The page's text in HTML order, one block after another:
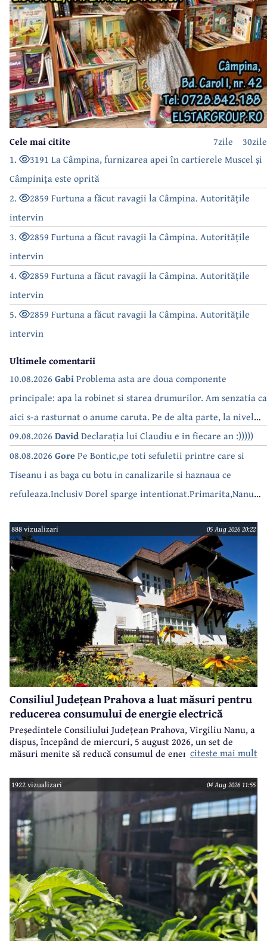
30zile
7zile
Cele mai citite
1.
3191 La Câmpina, furnizarea apei în cartierele Muscel și
Câmpinița este oprită
2.
2859 Furtuna a făcut ravagii la Câmpina. Autoritățile
intervin
3.
2859 Furtuna a făcut ravagii la Câmpina. Autoritățile
intervin
4.
2859 Furtuna a făcut ravagii la Câmpina. Autoritățile
intervin
5.
2859 Furtuna a făcut ravagii la Câmpina. Autoritățile
intervin
Ultimele comentarii
10.08.2026 GabiProblema asta are doua componente
principale: apa la robinet si starea drumurilor. Am senzatia ca
aici s-a rasturnat o anume caruta. Pe de alta parte, la nivel
national, serialul asta deja a difuzat episoadele 'fara apa' si
'fara energie'. Banuiesc ca urmeaza episodul 'fara hrana'.
09.08.2026 DavidDeclarația lui Claudiu e in fiecare an :)))))
08.08.2026 GorePe Bontic,pe toti sefuletii printre care si
Tiseanu i as baga cu botu in canalizarile si haznaua ce
refuleaza.Inclusiv Dorel sparge intentionat.Primarita,Nanu
888 vizualizari 05 Aug 2026 20:22
Consiliul Județean Prahova a luat măsuri pentru
reducerea consumului de energie electrică
Președintele Consiliului Județean Prahova, Virgiliu Nanu, a
dispus, începând de miercuri, 5 august 2026, un set de
măsuri menite să reducă consumul de energie electrică în
ca parte a unui demers mai amplu de utilizare responsabilă
a fondurilor publice.
citeste mai mult
1922 vizualizari 04 Aug 2026 11:55